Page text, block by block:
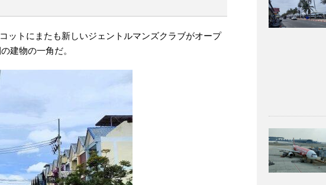
ットにまたも新しいジェントルマンズクラブがオープ
建物の一角だ。